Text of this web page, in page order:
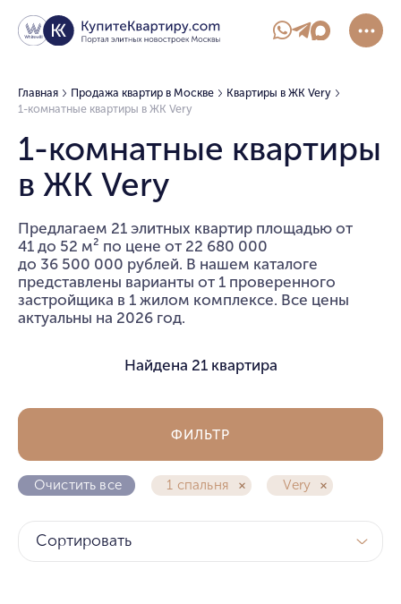
Главная Продажа квартир в Москве
Квартиры в ЖК Very
1-комнатные квартиры в ЖК Very
1-комнатные квартиры
в ЖК Very
Предлагаем 21 элитных квартир площадью от
41 до 52 м² по цене от 22 680 000
до 36 500 000 рублей. В нашем каталоге
представлены варианты от 1 проверенного
застройщика в 1 жилом комплексе. Все цены
актуальны на 2026 год.
Найдена 21 квартира
Очистить все 1 спальня Very
ФИЛЬТР
Сортировать